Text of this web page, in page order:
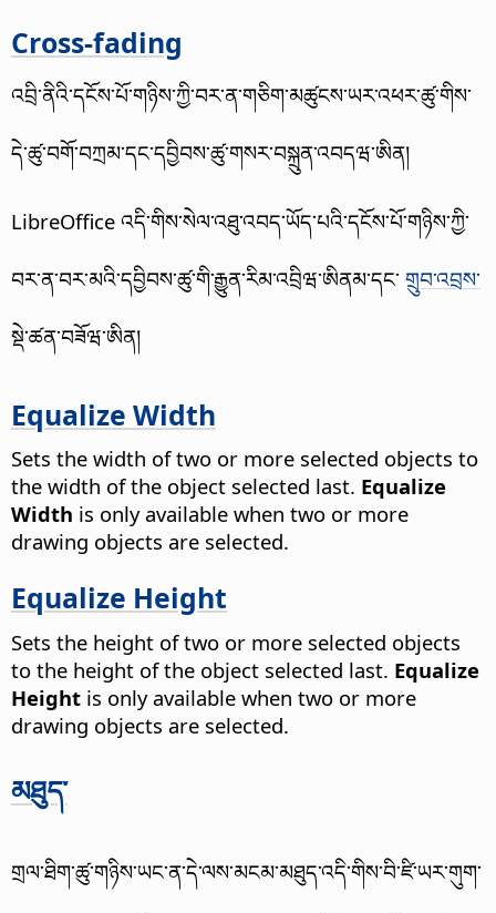
Cross-fading
འབྲི་ནིའི་དངོས་པོ་གཉིས་ཀྱི་བར་ན་གཅིག་མཚུངས་ཡར་འཕར་ཚུ་གིས་
དེ་ཚུ་བགོ་བཀྲམ་དང་དབྱིབས་ཚུ་གསར་བསྐྲུན་འབདཝ་ཨིན།
LibreOffice འདི་གིས་སེལ་འཐུ་འབད་ཡོད་པའི་དངོས་པོ་གཉིས་ཀྱི་
བར་ན་བར་མའི་དབྱིབས་ཚུ་གི་རྒྱུན་རིམ་འབྲིཝ་ཨིནམ་དང་ གྲུབ་འབྲས་
སྡེ་ཚན་བཟོཝ་ཨིན།
Equalize Width
Sets the width of two or more selected objects to
the width of the object selected last. Equalize
Width is only available when two or more
drawing objects are selected.
Equalize Height
Sets the height of two or more selected objects
to the height of the object selected last. Equalize
Height is only available when two or more
drawing objects are selected.
མཐུད་
གྲལ་ཐིག་ཚུ་གཉིས་ཡང་ན་དེ་ལས་མངམ་མཐུད་འདི་གིས་བི་ཛི་ཡར་གུག་